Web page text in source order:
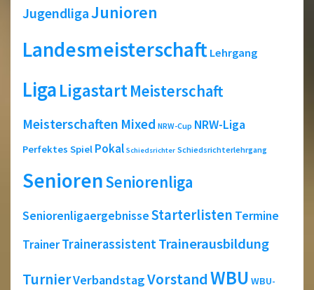
JugendligaJunioren
Landesmeisterschaft Lehrgang
LigaLigastartMeisterschaft
Meisterschaften Mixed NRW-Cup NRW-Liga
Perfektes Spiel Pokal Schiedsrichter Schiedsrichterlehrgang
SeniorenSeniorenliga
SeniorenligaergebnisseStarterlisten Termine
TrainerTrainerassistentTrainerausbildung
TurnierVerbandstagVorstandWBU WBU-